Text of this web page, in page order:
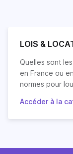
LOIS &
Quelles sont
en France ou
normes pour
relatifs à la
Suivez le
Horiz.io en
Accéder à la